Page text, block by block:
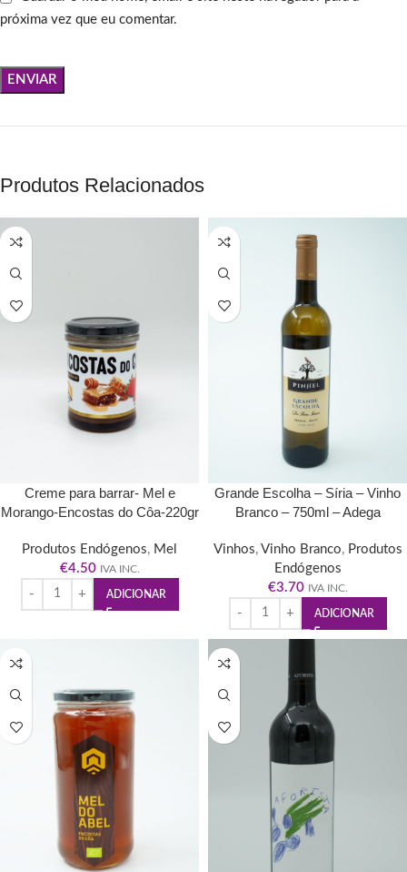
próxima vez que eu comentar.
Produtos Relacionados
Creme para barrar- Mel e
Morango-Encostas do Côa-220gr
Produtos Endógenos, Mel
€4.50 IVA INC.
ADICIONAR
Grande Escolha – Síria – Vinho
Branco – 750ml – Adega
Vinhos, Vinho Branco, Produtos
Endógenos
€3.70 IVA INC.
ADICIONAR